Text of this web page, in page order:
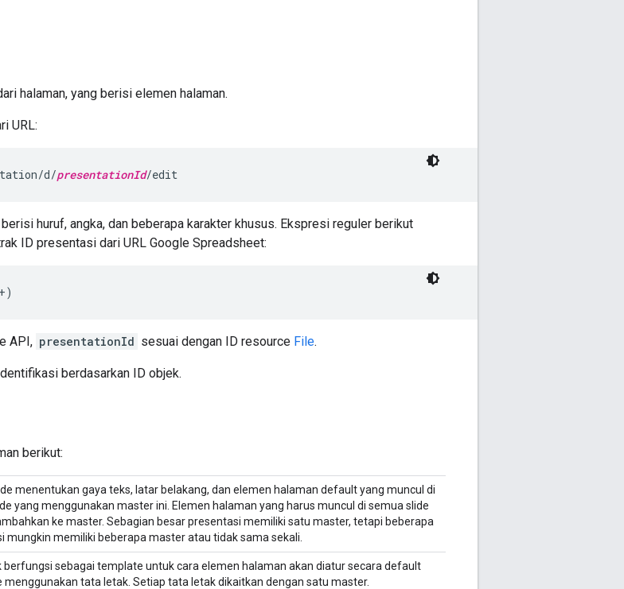
halaman, yang berisi elemen halaman.
URL:
d/presentationId/edit
huruf, angka, dan beberapa karakter khusus. Ekspresi reguler berikut
ID presentasi dari URL Google Spreadsheet:
API, presentationId sesuai dengan ID resource File.
berdasarkan ID objek.
berikut:
menentukan gaya teks, latar belakang, dan elemen halaman default yang muncul di
yang menggunakan master ini. Elemen halaman yang harus muncul di semua slide
ke master. Sebagian besar presentasi memiliki satu master, tetapi beberapa
mungkin memiliki beberapa master atau tidak sama sekali.
berfungsi sebagai template untuk cara elemen halaman akan diatur secara default
menggunakan tata letak. Setiap tata letak dikaitkan dengan satu master.